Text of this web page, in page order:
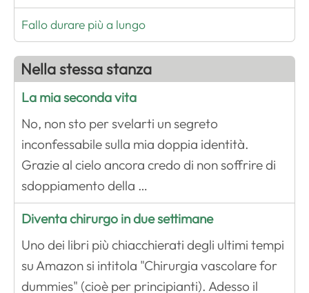
Fallo durare più a lungo
Nella stessa stanza
La mia seconda vita
No, non sto per svelarti un segreto
inconfessabile sulla mia doppia identità.
Grazie al cielo ancora credo di non soffrire di
sdoppiamento della …
Diventa chirurgo in due settimane
Uno dei libri più chiacchierati degli ultimi tempi
su Amazon si intitola "Chirurgia vascolare for
dummies" (cioè per principianti). Adesso il